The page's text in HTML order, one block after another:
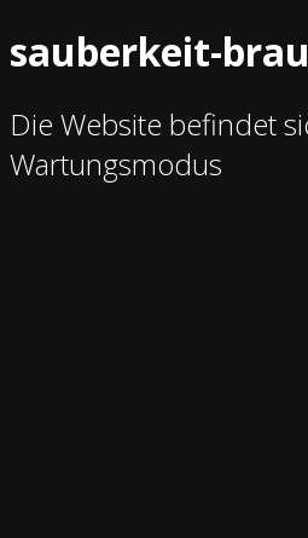
sauberkeit-
Die Website befindet
Wartungsmodus